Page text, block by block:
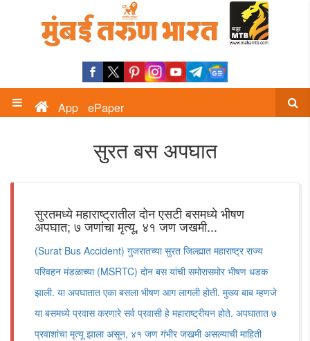
App ePaper
सुरत बस अपघात
सुरतमध्ये महाराष्ट्रातील दोन एसटी बसमध्ये भीषण
अपघात; ७ जणांचा मृत्यू, ४१ जण जखमी...
(Surat Bus Accident) गुजरातच्या सुरत जिल्ह्यात महाराष्ट्र राज्य
परिवहन मंडळाच्या (MSRTC) दोन बस यांची समोरासमोर भीषण धडक
झाली. या अपघातात एका बसला भीषण आग लागली होती. मुख्य बाब म्हणजे
या बसमध्ये प्रवास करणारे सर्व प्रवासी हे महाराष्ट्रीयन होते. अपघातात ७
प्रवाशांचा मृत्यू झाला असून, ४१ जण गंभीर जखमी असल्याची माहिती